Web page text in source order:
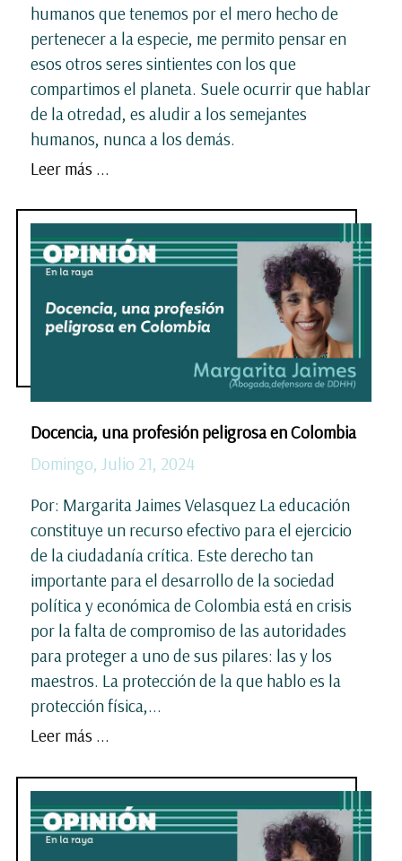
humanos que tenemos por el mero hecho de
pertenecer a la especie, me permito pensar en
esos otros seres sintientes con los que
compartimos el planeta. Suele ocurrir que hablar
de la otredad, es aludir a los semejantes
humanos, nunca a los demás.
Leer más ...
Docencia, una profesión peligrosa en Colombia
Domingo, Julio 21, 2024
Por: Margarita Jaimes Velasquez La educación
constituye un recurso efectivo para el ejercicio
de la ciudadanía crítica. Este derecho tan
importante para el desarrollo de la sociedad
política y económica de Colombia está en crisis
por la falta de compromiso de las autoridades
para proteger a uno de sus pilares: las y los
maestros. La protección de la que hablo es la
protección física,...
Leer más ...